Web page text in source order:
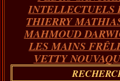
INTELLECTUELS
THIERRY
MAHMOUD
LES MAINS
VETTY